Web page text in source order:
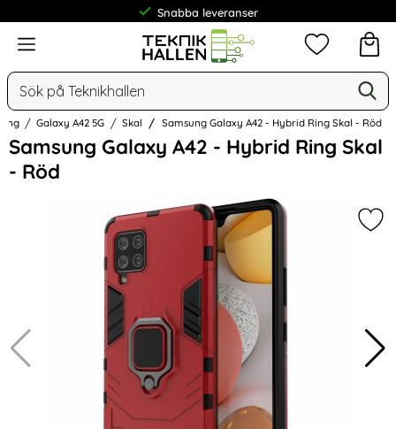
Snabba leveranser
Frakt från 19 kr
Meny
Sök
Mina
Galaxy A42 5G Skal Samsung Galaxy A42 - Hybrid Ring Skal - Röd
Samsung Galaxy A42 - Hybrid Ring Skal
- Röd
Hoppa
över
Bilder